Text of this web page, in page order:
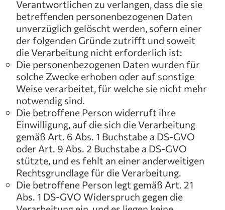
Verantwortlichen zu verlangen, dass die sie
betreffenden personenbezogenen Daten
unverzüglich gelöscht werden, sofern einer
der folgenden Gründe zutrifft und soweit
die Verarbeitung nicht erforderlich ist:
Die personenbezogenen Daten wurden für
solche Zwecke erhoben oder auf sonstige
Weise verarbeitet, für welche sie nicht mehr
notwendig sind.
Die betroffene Person widerruft ihre
Einwilligung, auf die sich die Verarbeitung
gemäß Art. 6 Abs. 1 Buchstabe a DS-GVO
oder Art. 9 Abs. 2 Buchstabe a DS-GVO
stützte, und es fehlt an einer anderweitigen
Rechtsgrundlage für die Verarbeitung.
Die betroffene Person legt gemäß Art. 21
Abs. 1 DS-GVO Widerspruch gegen die